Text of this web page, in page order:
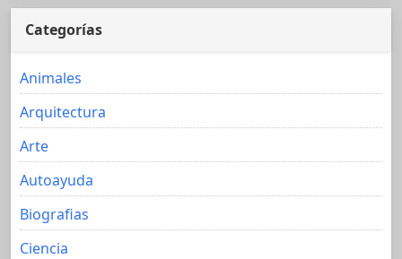
Categorías
Animales
Arquitectura
Arte
Autoayuda
Biografias
Ciencia